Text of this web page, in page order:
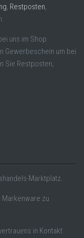
, Restposten,
uns im Shop
Gewerbeschein um bei
Sie Restposten,
Marktplatz.
zu
in Kontakt